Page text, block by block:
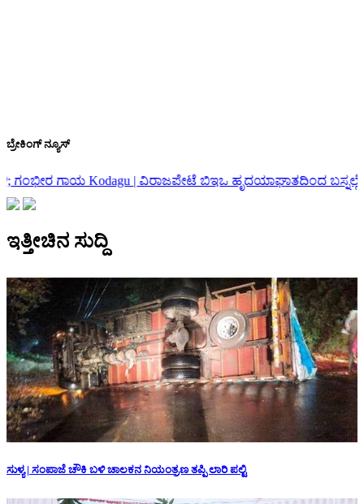
ಬ್ರೇಕಿಂಗ್ ನ್ಯೂಸ್
ಬಿಇಒ ಹೃದಯಾಘಾತದಿಂದ ಬಸ್ನಲ್ಲೇ ನಿಧನಚಿಕ್ಕಮಗಳೂರು |
ಇತ್ತೀಚಿನ ಸುದ್ದಿ
ಸುಳ್ಯ | ಸಂಪಾಜೆ ಚೌಕಿ ಬಳಿ ಚಾಲಕನ ನಿಯಂತ್ರಣ ತಪ್ಪಿ ಲಾರಿ ಪಲ್ಟಿ